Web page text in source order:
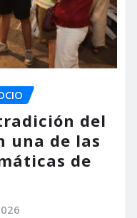
del
una de las
de